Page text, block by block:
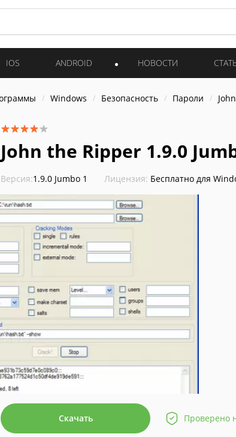
IOS ANDROID НОВОСТИ
Windows Безопасность Пароли
John the Ripper 1.9.0
Версия:1.9.0 Jumbo 1 Лицензия: Бесплатно для
Скачать Проверено